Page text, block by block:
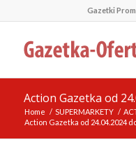
Gazetki
Action Gazetka od
Home / SUPERMARKETY /
Action Gazetka od 24.04.2024